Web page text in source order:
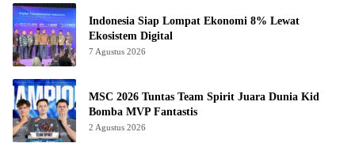
Indonesia Siap Lompat Ekonomi 8% Lewat
Ekosistem Digital
7 Agustus 2026
MSC 2026 Tuntas Team Spirit Juara Dunia Kid
Bomba MVP Fantastis
2 Agustus 2026